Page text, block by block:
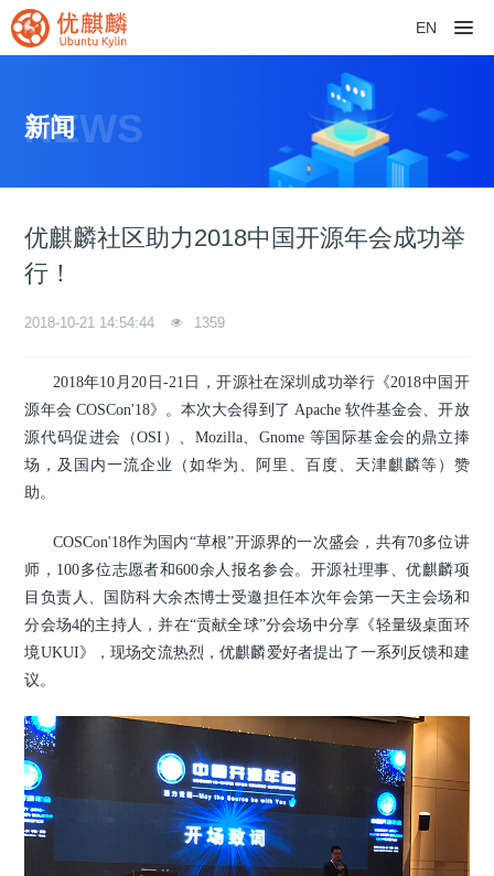
EN
NEWS
新闻
优麒麟社区助力2018中国开源年会成功举
行！
2018-10-21 14:54:44 1359
2018年10月20日-21日，开源社在深圳成功举行《2018中国开
源年会 COSCon'18》。本次大会得到了 Apache 软件基金会、开放
源代码促进会（OSI）、Mozilla、Gnome 等国际基金会的鼎立捧
场，及国内一流企业（如华为、阿里、百度、天津麒麟等）赞
助。
COSCon'18作为国内“草根”开源界的一次盛会，共有70多位讲
师，100多位志愿者和600余人报名参会。开源社理事、优麒麟项
目负责人、国防科大余杰博士受邀担任本次年会第一天主会场和
分会场4的主持人，并在“贡献全球”分会场中分享《轻量级桌面环
境UKUI》，现场交流热烈，优麒麟爱好者提出了一系列反馈和建
议。